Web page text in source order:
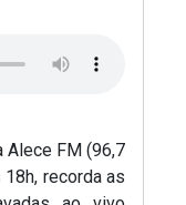
Alece FM (96,7
recorda as